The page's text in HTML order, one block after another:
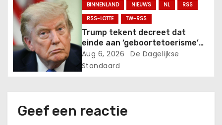
e
BINNENLAND NIEUWS NL
RSS
RSS-LOTTE
TW-RSS
Trump tekent decreet dat
einde aan ‘geboortetoerisme’
moet maken.
Aug 6, 2026
De Dagelijkse
Standaard
Geef een reactie